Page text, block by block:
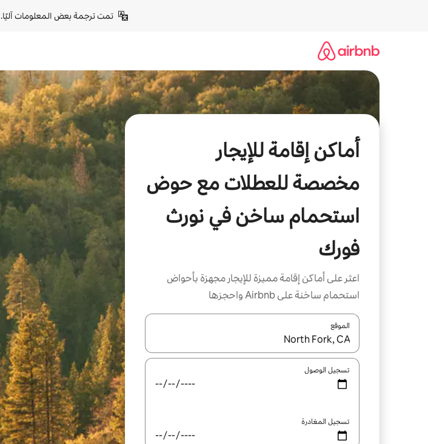
تمت ترجمة بعض المعلومات آليًا.
أماكن إقامة للإيجار
مخصصة للعطلات مع حوض
استحمام ساخن في نورث
فورك
اعثر على أماكن إقامة مميزة للإيجار مجهزة بأحواض
استحمام ساخنة على Airbnb واحجزها
الموقع
عند توفر النتائج، انتقل باستخدام السهمين لأعلى ولأسفل أو استكشف عن طريق اللمس أو السحب.
تسجيل الوصول
تسجيل المغادرة